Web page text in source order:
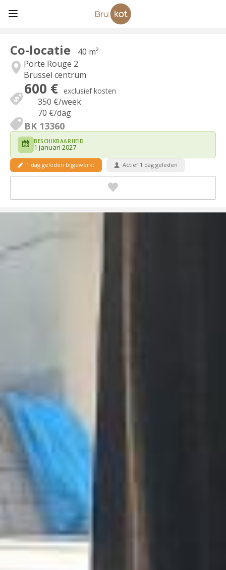
Co-locatie
40 m²
Porte Rouge 2
Brussel centrum
600 € exclusief kosten
350 €/week
70 €/dag
BK 13360
BESCHIKBAARHEID
1 januari 2027
1 dag geleden bijgewerkt Actief 1 dag geleden